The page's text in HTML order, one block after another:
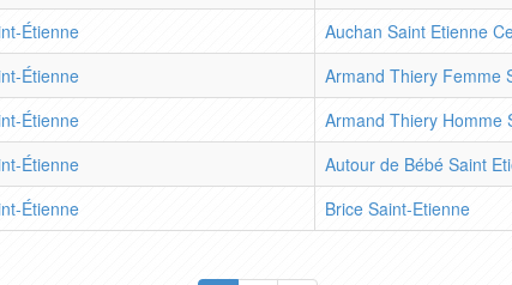
Étienne
Auchan Saint Etienne
Étienne
Armand Thiery Femme
Étienne
Armand Thiery Homme
Étienne
Autour de Bébé Saint
Étienne Brice Saint-Etienne